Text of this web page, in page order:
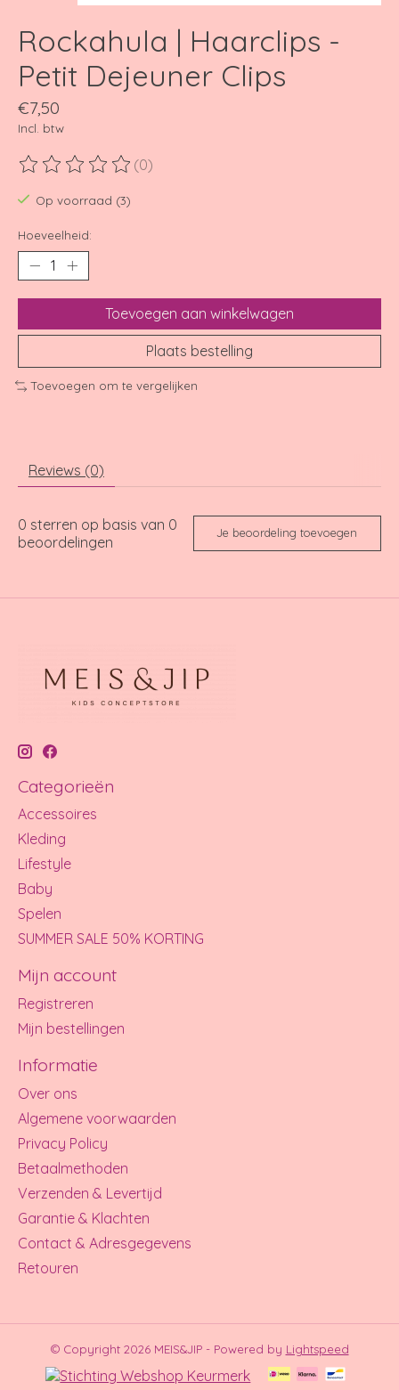
Rockahula | Haarclips -
Petit Dejeuner Clips
€7,50
Incl. btw
De beoordeling van dit product is
(0)
Op voorraad (3)
Hoeveelheid:
Toevoegen aan winkelwagen
Plaats bestelling
Toevoegen om te vergelijken
Reviews (0)
0 sterren op basis van 0
beoordelingen
Je beoordeling toevoegen
Categorieën
Accessoires
Kleding
Lifestyle
Baby
Spelen
SUMMER SALE 50% KORTING
Mijn account
Registreren
Mijn bestellingen
Informatie
Over ons
Algemene voorwaarden
Privacy Policy
Betaalmethoden
Verzenden & Levertijd
Garantie & Klachten
Contact & Adresgegevens
Retouren
© Copyright 2026 MEIS&JIP - Powered by Lightspeed